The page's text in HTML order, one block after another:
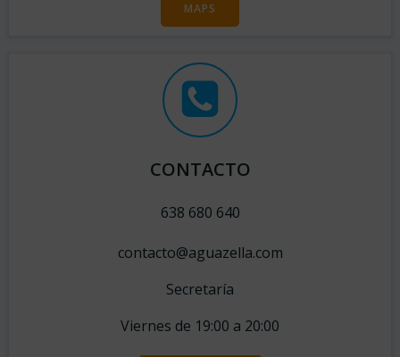
MAPS
CONTACTO
638 680 640
contacto@aguazella.com
Secretaría
Viernes de 19:00 a 20:00